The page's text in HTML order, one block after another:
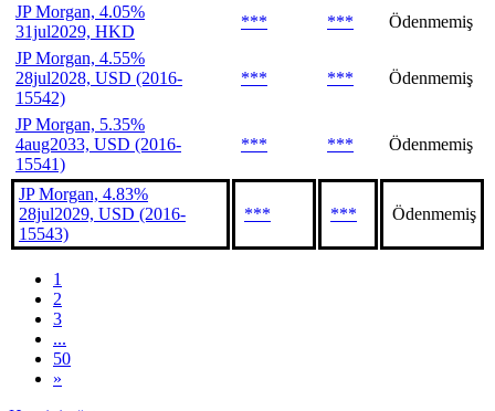
JP Morgan, 4.05%
31jul2029, HKD
*** ***
Ödenmemiş
JP Morgan, 4.55%
28jul2028, USD (2016-
15542)
*** *** Ödenmemiş
JP Morgan, 5.35%
4aug2033, USD (2016-
15541)
*** *** Ödenmemiş
JP Morgan, 4.83%
28jul2029, USD (2016-
15543)
*** *** Ödenmemiş
1
2
3
...
50
»